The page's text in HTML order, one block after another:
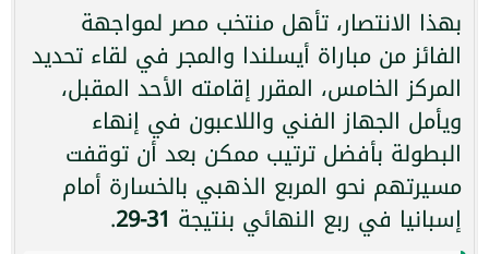
بهذا الانتصار، تأهل منتخب مصر لمواجهة
الفائز من مباراة أيسلندا والمجر في لقاء تحديد
المركز الخامس، المقرر إقامته الأحد المقبل،
ويأمل الجهاز الفني واللاعبون في إنهاء
البطولة بأفضل ترتيب ممكن بعد أن توقفت
مسيرتهم نحو المربع الذهبي بالخسارة أمام
إسبانيا في ربع النهائي بنتيجة 31-29
.